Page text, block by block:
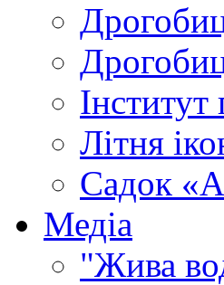
Інститут
Літня
Садок
Медіа
"Жива